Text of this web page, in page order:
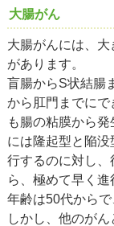
大腸がん
大腸がんには、
があります。
盲腸からS状結腸
から肛門までにで
も腸の粘膜から
には隆起型と陥
行するのに対し
ら、極めて早く
年齢は50代からで
しかし、他のが